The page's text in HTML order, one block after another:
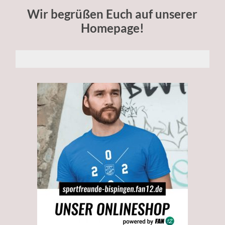
Wir begrüßen Euch auf unserer
Homepage!